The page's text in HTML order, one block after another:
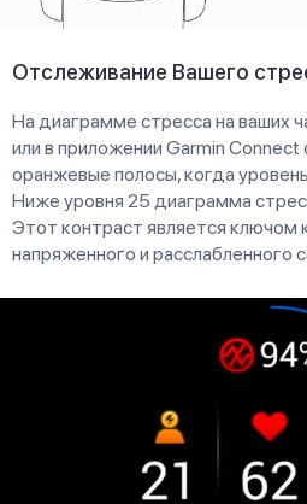
Отслеживание Вашего
На диаграмме стресса на ваших
или в приложении Garmin
оранжевые полосы, когда
Ниже уровня 25 диаграмма
Этот контраст является ключом
напряженного и расслабленного